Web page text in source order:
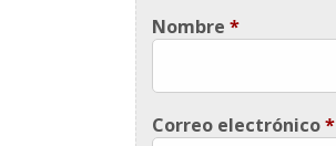
Nombre*
Correo electrónico*